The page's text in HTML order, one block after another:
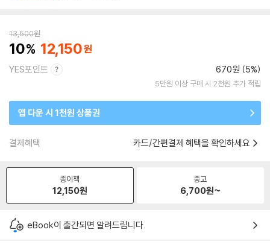
13,500원
10 12,150
YES포인트 670원 (5%)
5만원 이상 구매 시 2천원 추가 적립
앱 다운 시 1천원 상품권
결제혜택 카드/간편결제 혜택을 확인하세요
종이책
12,150원
중고
6,700원~
eBook이 출간되면 알려드립니다.